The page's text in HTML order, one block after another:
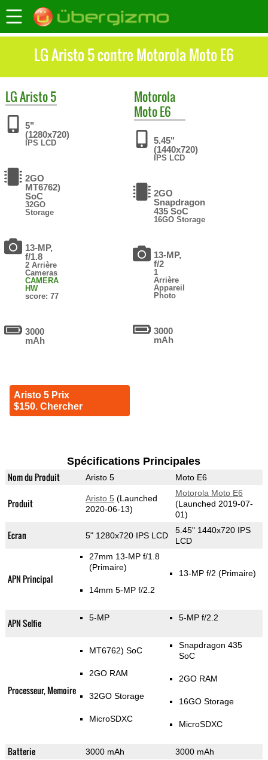
LG Aristo 5 contre Motorola Moto E6
LGAristo 5
5"
(1280x720)
IPS LCD
2GO
MT6762)
SoC
32GO
Storage
13-MP,
f/1.8
2 Arrière
Cameras
CAMERA
HW
score: 77
3000
mAh
Aristo 5 Prix
$150. Chercher
Motorola
Moto E6
5.45"
(1440x720)
IPS LCD
2GO
Snapdragon
435 SoC
16GO Storage
13-MP,
f/2
1
Arrière
Appareil
Photo
3000
mAh
Spécifications Principales
Nom du Produit Aristo 5 Moto E6
Produit Aristo 5 (Launched
2020-06-13)
Motorola Moto E6
(Launched 2019-07-
01)
Ecran 5" 1280x720 IPS LCD
5.45" 1440x720 IPS
LCD
APN Principal
27mm 13-MP f/1.8
(Primaire)
14mm 5-MP f/2.2
13-MP f/2 (Primaire)
APN Selfie 5-MP 5-MP f/2.2
Processeur, Memoire
MT6762) SoC
2GO RAM
32GO Storage
MicroSDXC
Snapdragon 435
SoC
2GO RAM
16GO Storage
MicroSDXC
Batterie 3000 mAh 3000 mAh